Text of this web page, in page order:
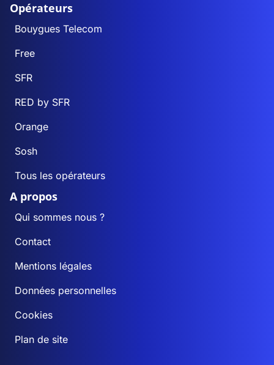
Opérateurs
Bouygues Telecom
Free
SFR
RED by SFR
Orange
Sosh
Tous les opérateurs
A propos
Qui sommes nous ?
Contact
Mentions légales
Données personnelles
Cookies
Plan de site